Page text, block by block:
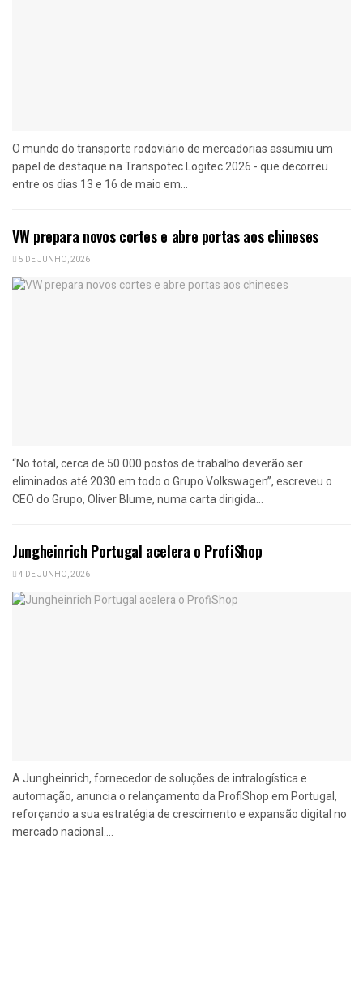
O mundo do transporte rodoviário de mercadorias assumiu um
papel de destaque na Transpotec Logitec 2026 - que decorreu
entre os dias 13 e 16 de maio em...
VW prepara novos cortes e abre portas aos chineses
5 DE JUNHO, 2026
“No total, cerca de 50.000 postos de trabalho deverão ser
eliminados até 2030 em todo o Grupo Volkswagen”, escreveu o
CEO do Grupo, Oliver Blume, numa carta dirigida...
Jungheinrich Portugal acelera o ProfiShop
4 DE JUNHO, 2026
A Jungheinrich, fornecedor de soluções de intralogística e
automação, anuncia o relançamento da ProfiShop em Portugal,
reforçando a sua estratégia de crescimento e expansão digital no
mercado nacional....